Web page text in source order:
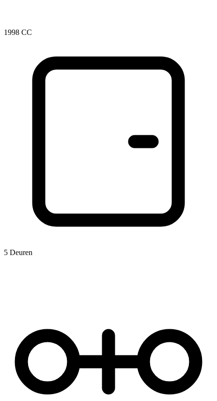
1998 CC
5 Deuren